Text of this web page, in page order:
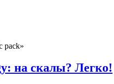
pack»
на скалы? Легко!